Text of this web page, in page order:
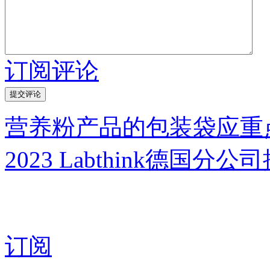
订阅评论
营养粉产品的包装袋应
2023 Labthink德国分公
订阅